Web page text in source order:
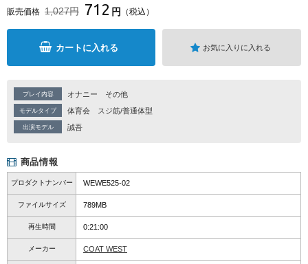
販売価格 1,027円 712 円 （税込）
カートに入れる お気に入りに入れる
プレイ内容 オナニー その他
モデルタイプ 体育会 スジ筋/普通体型
出演モデル 誠吾
商品情報
プロダクトナンバー WEWE525-02
ファイルサイズ 789MB
再生時間 0:21:00
メーカー COAT WEST